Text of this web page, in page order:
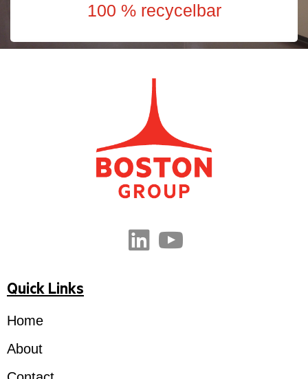
100 % recycelbar
Quick Links
Home
About